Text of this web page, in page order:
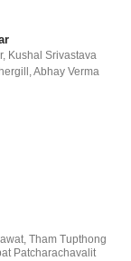
, Kushal Srivastava
,Abhay Verma
,Tham Tupthong
Patcharachavalit